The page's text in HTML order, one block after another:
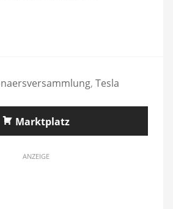
, Tesla
Marktplatz
ANZEIGE